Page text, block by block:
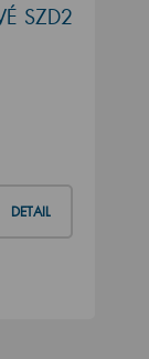
SZD2
DETAIL